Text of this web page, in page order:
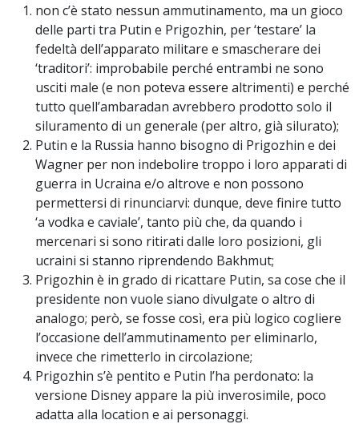
non c’è stato nessun ammutinamento, ma un gioco
delle parti tra Putin e Prigozhin, per ‘testare’ la
fedeltà dell’apparato militare e smascherare dei
‘traditori’: improbabile perché entrambi ne sono
usciti male (e non poteva essere altrimenti) e perché
tutto quell’ambaradan avrebbero prodotto solo il
siluramento di un generale (per altro, già silurato);
Putin e la Russia hanno bisogno di Prigozhin e dei
Wagner per non indebolire troppo i loro apparati di
guerra in Ucraina e/o altrove e non possono
permettersi di rinunciarvi: dunque, deve finire tutto
‘a vodka e caviale’, tanto più che, da quando i
mercenari si sono ritirati dalle loro posizioni, gli
ucraini si stanno riprendendo Bakhmut;
Prigozhin è in grado di ricattare Putin, sa cose che il
presidente non vuole siano divulgate o altro di
analogo; però, se fosse così, era più logico cogliere
l’occasione dell’ammutinamento per eliminarlo,
invece che rimetterlo in circolazione;
Prigozhin s’è pentito e Putin l’ha perdonato: la
versione Disney appare la più inverosimile, poco
adatta alla location e ai personaggi.